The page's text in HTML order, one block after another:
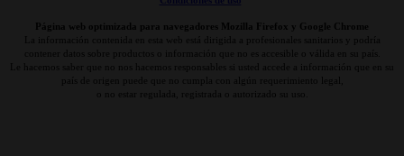
Página web optimizada para navegadores Mozilla Firefox y Google Chrome
La información contenida en esta web está dirigida a profesionales sanitarios y podría
contener datos sobre productos o información que no es accesible o válida en su país.
Le hacemos saber que no nos hacemos responsables si usted accede a información que en su
país de origen puede que no cumpla con algún requerimiento legal,
o no estar regulada, registrada o autorizado su uso.